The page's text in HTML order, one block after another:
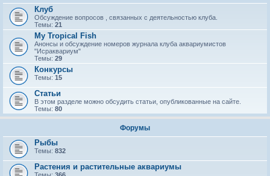
с
Клуб
Обсуждение вопросов , связанных с деятельностью клуба.
Темы: 21
My Tropical Fish
Анонсы и обсуждение номеров журнала клуба аквариумистов
"Исраквариум"
Темы: 29
Конкурсы
Темы: 15
Статьи
В этом разделе можно обсудить статьи, опубликованные на сайте.
Темы: 80
Форумы
Рыбы
Темы: 832
Растения и растительные аквариумы